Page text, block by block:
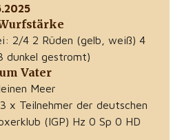
2/4 2 Rüden (gelb, weiß) 4
dunkel gestromt)
Vater
Meer
x Teilnehmer der deutschen
(IGP) Hz 0 Sp 0 HD